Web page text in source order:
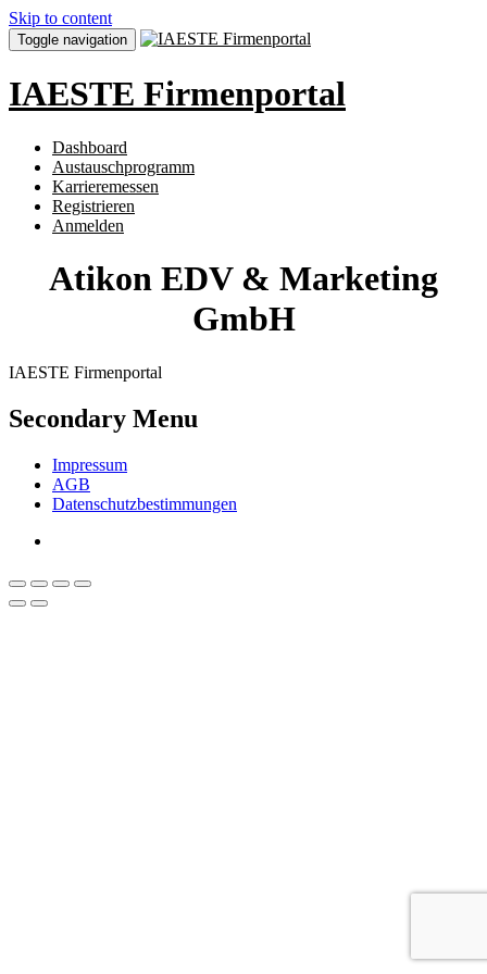
Skip to content
Toggle navigation
IAESTE Firmenportal
Dashboard
Austauschprogramm
Karrieremessen
Registrieren
Anmelden
Atikon EDV & Marketing
GmbH
IAESTE Firmenportal
Secondary Menu
Impressum
AGB
Datenschutzbestimmungen